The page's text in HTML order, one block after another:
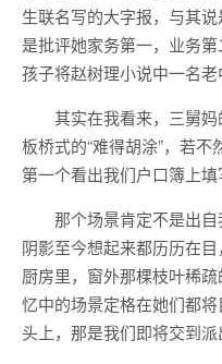
生联名写的大字报，与其
是批评她家务第一，业务
孩子将赵树理小说中一名老
其实在我看来，三舅
板桥式的“难得胡涂”，若
第一个看出我们户口簿上填
那个场景肯定不是出
阴影至今想起来都历历在
厨房里，窗外那棵枝叶稀
忆中的场景定格在她们都
头上，那是我们即将交到派